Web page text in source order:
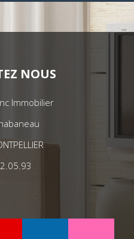
NOUS
Immobilier